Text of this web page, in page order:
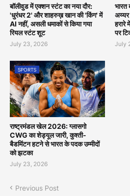
बॉलीवुड में एक्शन स्टंट का नया दौर:
'धुरंधर 2' और शाहरुख़ खान की 'किंग' में
AI नहीं, असली धमाकों से किया गया
रियल स्टंट शूट
July 23, 2026
भारत
अय्यर
हरारे
पर
July
SPORTS
राष्ट्रमंडल खेल 2026: ग्लासगो
CWG का शेड्यूल जारी, कुश्ती-
बैडमिंटन हटने से भारत के पदक उम्मीदों
को झटका
July 23, 2026
Previous Post